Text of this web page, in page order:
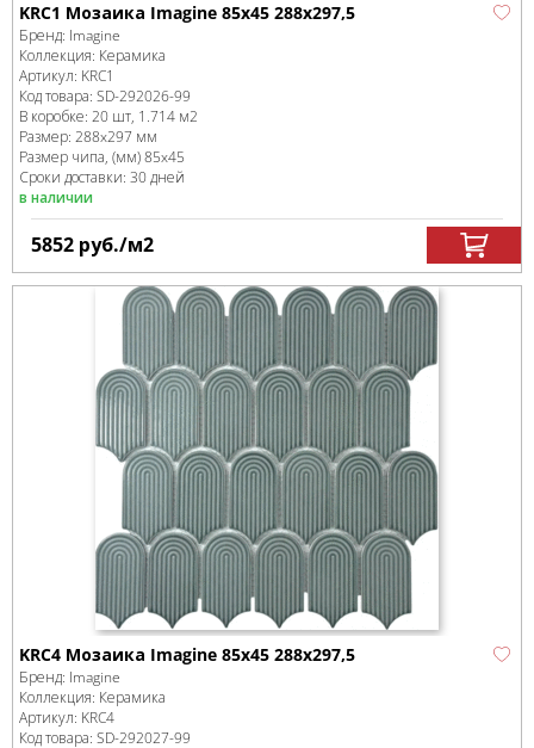
KRC1 Мозаика Imagine 85x45 288x297,5
Бренд: Imagine
Коллекция: Керамика
Артикул: KRC1
Код товара: SD-292026-99
В коробке: 20 шт, 1.714 м2
Размер: 288x297 мм
Размер чипа, (мм)85x45
Сроки доставки: 30 дней
в наличии
5852 руб./м2
KRC4 Мозаика Imagine 85x45 288x297,5
Бренд: Imagine
Коллекция: Керамика
Артикул: KRC4
Код товара: SD-292027-99